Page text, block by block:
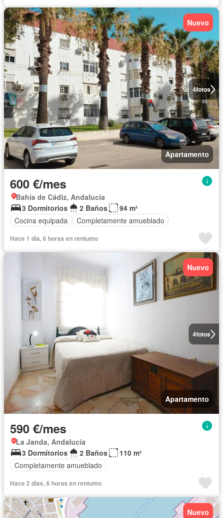
4fotos
Nuevo
Apartamento
600 €/mes
Bahía de Cádiz, Andalucía
3 Dormitorios
2 Baños
94 m²
Cocina equipada
Completamente amueblado
Hace 1 día, 6 horas en rentumo
4fotos
Nuevo
Apartamento
590 €/mes
La Janda, Andalucía
3 Dormitorios
2 Baños
110 m²
Completamente amueblado
Hace 2 días, 6 horas en rentumo
Nuevo